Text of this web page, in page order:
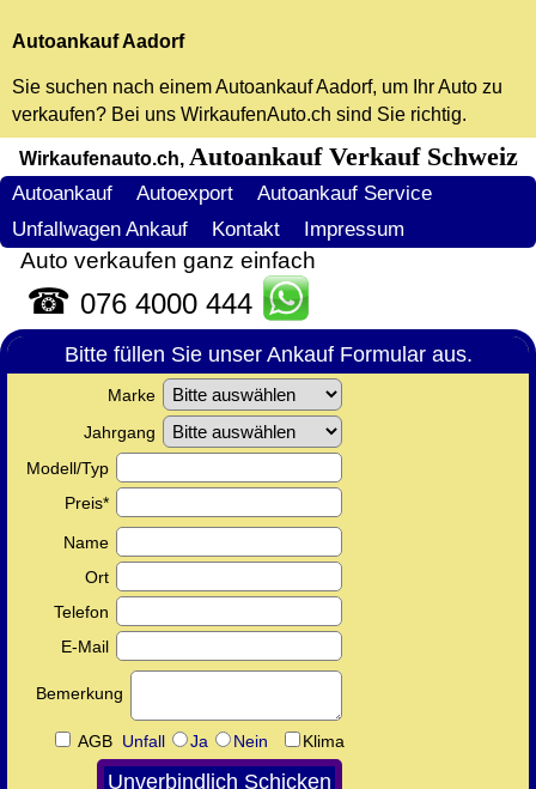
Autoankauf Aadorf
Sie suchen nach einemAutoankauf Aadorf, um Ihr Auto zu
verkaufen? Bei uns WirkaufenAuto.ch sind Sie richtig.